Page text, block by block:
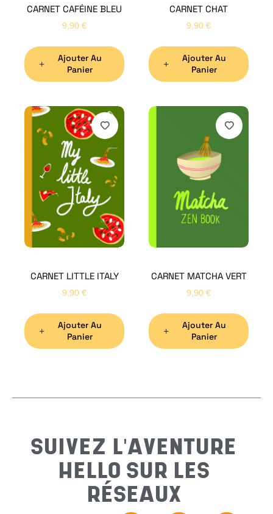
CARNET CAFÉINE BLEU
9,90 €
Ajouter Au
Panier
CARNET CHAT
9,90 €
Ajouter Au
Panier
CARNET LITTLE ITALY
9,90 €
Ajouter Au
Panier
CARNET MATCHA VERT
9,90 €
Ajouter Au
Panier
SUIVEZ L'AVENTURE
HELLO SUR LES
RÉSEAUX